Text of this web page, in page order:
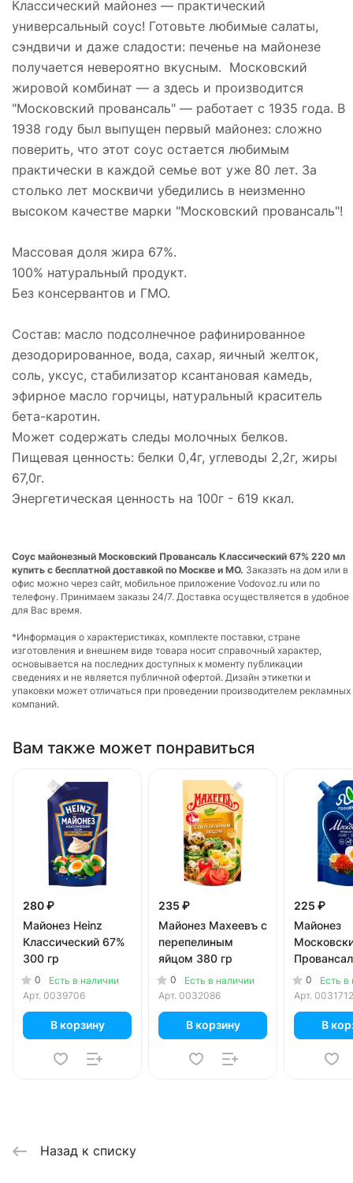
Классический майонез — практический
универсальный соус! Готовьте любимые салаты,
сэндвичи и даже сладости: печенье на майонезе
получается невероятно вкусным. Московский
жировой комбинат — а здесь и производится
"Московский провансаль" — работает с 1935 года. В
1938 году был выпущен первый майонез: сложно
поверить, что этот соус остается любимым
практически в каждой семье вот уже 80 лет. За
столько лет москвичи убедились в неизменно
высоком качестве марки "Московский провансаль"!
Массовая доля жира 67%.
100% натуральный продукт.
Без консервантов и ГМО.
Состав: масло подсолнечное рафинированное
дезодорированное, вода, сахар, яичный желток,
соль, уксус, стабилизатор ксантановая камедь,
эфирное масло горчицы, натуральный краситель
бета-каротин.
Может содержать следы молочных белков.
Пищевая ценность: белки 0,4г, углеводы 2,2г, жиры
67,0г.
Энергетическая ценность на 100г - 619 ккал.
Соус майонезный Московский Провансаль Классический 67% 220 мл
купить с бесплатной доставкой по Москве и МО. Заказать на дом или в
офис можно через сайт, мобильное приложение Vodovoz.ru или по
телефону. Принимаем заказы 24/7. Доставка осуществляется в удобное
для Вас время.
*Информация о характеристиках, комплекте поставки, стране
изготовления и внешнем виде товара носит справочный характер,
основывается на последних доступных к моменту публикации
сведениях и не является публичной офертой. Дизайн этикетки и
упаковки может отличаться при проведении производителем рекламных
компаний.
Вам также может понравиться
280 ₽
Майонез Heinz
Классический 67%
300 гр
0
Есть в наличии
Арт. 0039706
В корзину
235 ₽
Майонез Махеевъ с
перепелиным
яйцом 380 гр
0
Есть в наличии
Арт. 0032086
В корзину
225 ₽
Майонез
390 мл
0
Есть в
Арт. 0031712
В
Назад к списку